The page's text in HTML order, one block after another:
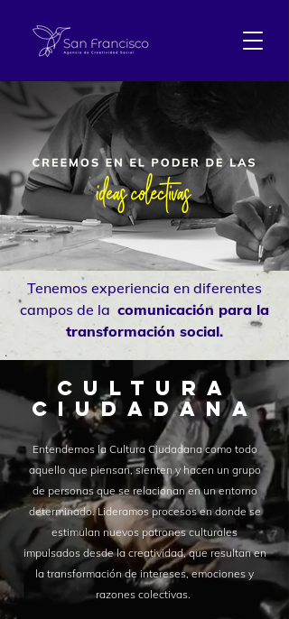
CULTURA
CIUDADANA
Entendemos la Cultura Ciudadana como todo
aquello que piensan, sienten y hacen un grupo
de personas que se relacionan en un entorno
determinado.Lideramos procesos en donde se
estimulan nuevos patrones culturales
impulsados desde la creatividad, que resultan en
la transformación de intereses, emociones y
razones colectivas.
Tenemos experiencia en diferentes
campos de la comunicación para la
transformación social.
.